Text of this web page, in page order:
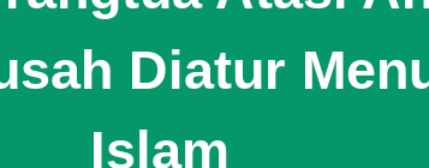
Diatur
Islam